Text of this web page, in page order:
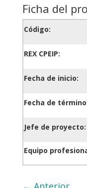
Ficha del
Código:
REX CPEIP:
Fecha de inicio:
Fecha de
Jefe de proyecto:
Equipo